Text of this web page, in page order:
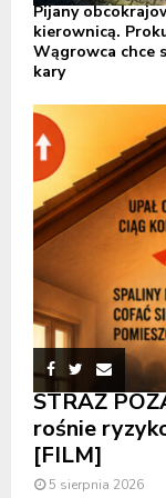
Pijany
kierownicą.
Wągrowca chce
kary
STRAŻ
rośnie
[FILM]
5 sierpnia 2026